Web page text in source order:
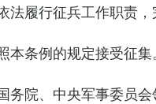
履行征兵工作职责，
条例的规定接受征集。
务院、中央军事委员